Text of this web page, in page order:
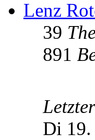
Lenz
39
891
Di 19.